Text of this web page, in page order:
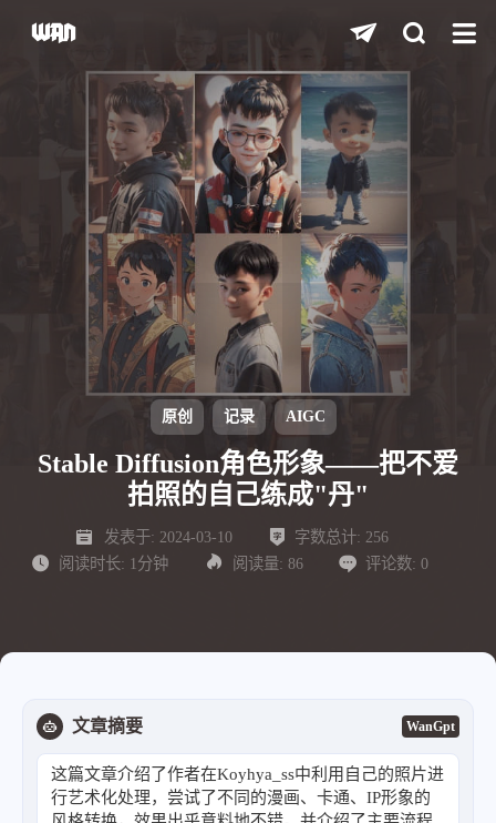
关闭快捷键功能
打开中控台
M 播放/暂停音乐
D 深色/浅色显示模式
站内搜索
R 随机访问
H 返回首页
友链页面
原创 记录 AIGC
Stable Diffusion角色形象——把不爱
拍照的自己练成"丹"
发表于: 2024-03-10 字数总计: 256
阅读时长: 1分钟 阅读量: 86 评论数: 0
文章摘要 WanGpt
这篇文章介绍了作者在Koyhya_ss中利用自己的照片进
行艺术化处理，尝试了不同的漫画、卡通、IP形象的